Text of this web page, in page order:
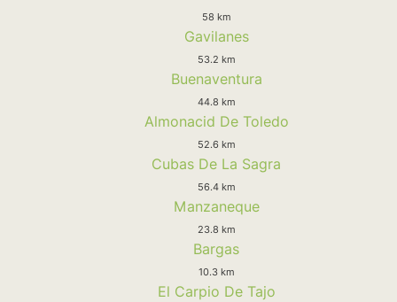
58 km
Gavilanes
53.2 km
Buenaventura
44.8 km
Almonacid De Toledo
52.6 km
Cubas De La Sagra
56.4 km
Manzaneque
23.8 km
Bargas
10.3 km
El Carpio De Tajo